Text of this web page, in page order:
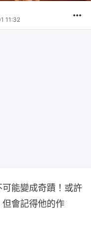
11:32
可能變成奇蹟！或許
會記得他的作